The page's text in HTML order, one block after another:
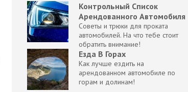
Контрольный Список
Арендованного Автомобиля
Советы и трюки для проката
автомобилей. На что тебе стоит
обратить внимание!
Езда В Горах
Как лучше ездить на
арендованном автомобиле по
горам и долинам!